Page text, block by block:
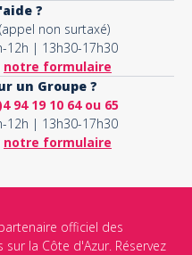
?
(appel non surtaxé)
12h | 13h30-17h30
notre formulaire
un Groupe ?
94 19 10 64 ou 65
12h | 13h30-17h30
notre formulaire
officiel des
la Côte d'Azur. Réservez